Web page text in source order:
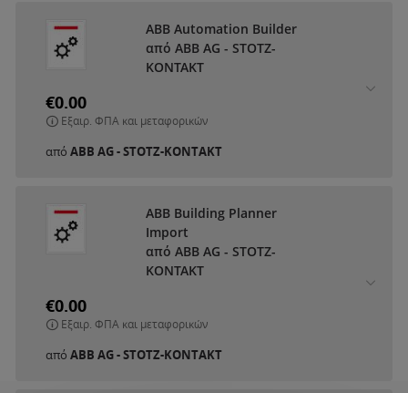
ABB Automation Builder
από ABB AG - STOTZ-
KONTAKT
€0.00
Εξαιρ. ΦΠΑ και μεταφορικών
από ABB AG - STOTZ-KONTAKT
ABB Building Planner
Import
από ABB AG - STOTZ-
KONTAKT
€0.00
Εξαιρ. ΦΠΑ και μεταφορικών
από ABB AG - STOTZ-KONTAKT